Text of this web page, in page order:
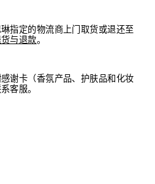
指定的物流商上门取货或退还至
与退款。
谢卡（香氛产品、护肤品和化妆
客服。